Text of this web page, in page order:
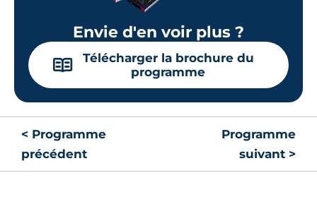
Envie d'en voir plus ?
📖
Télécharger la brochure du
programme
< Programme
précédent
Programme
suivant >